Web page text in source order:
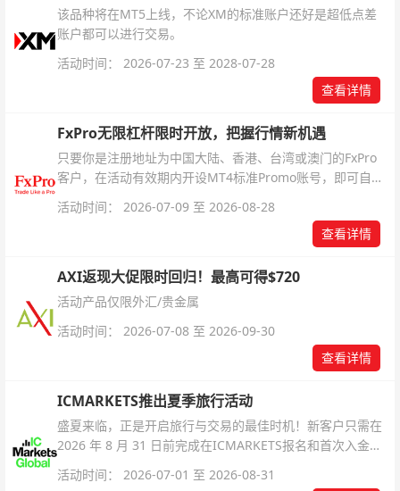
该品种将在MT5上线，不论XM的标准账户还好是超低点差
账户都可以进行交易。
活动时间： 2026-07-23 至 2028-07-28
查看详情
FxPro无限杠杆限时开放，把握行情新机遇
只要你是注册地址为中国大陆、香港、台湾或澳门的FxPro
客户，在活动有效期内开设MT4标准Promo账号，即可自动
解锁无限倍杠杆福利，无需额外复杂操作。
活动时间： 2026-07-09 至 2026-08-28
查看详情
AXI返现大促限时回归！最高可得$720
活动产品仅限外汇/贵金属
活动时间： 2026-07-08 至 2026-09-30
查看详情
ICMARKETS推出夏季旅行活动
盛夏来临，正是开启旅行与交易的最佳时机！新客户只需在
2026 年 8 月 31 日前完成在ICMARKETS报名和首次入金即
可参与！
活动时间： 2026-07-01 至 2026-08-31